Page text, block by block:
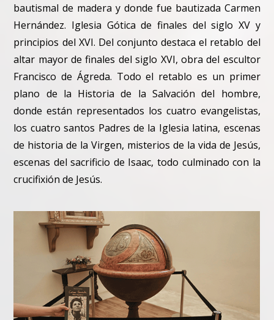
bautismal de madera y donde fue bautizada Carmen
Hernández. Iglesia Gótica de finales del siglo XV y
principios del XVI. Del conjunto destaca el retablo del
altar mayor de finales del siglo XVI, obra del escultor
Francisco de Ágreda. Todo el retablo es un primer
plano de la Historia de la Salvación del hombre,
donde están representados los cuatro evangelistas,
los cuatro santos Padres de la Iglesia latina, escenas
de historia de la Virgen, misterios de la vida de Jesús,
escenas del sacrificio de Isaac, todo culminado con la
crucifixión de Jesús.